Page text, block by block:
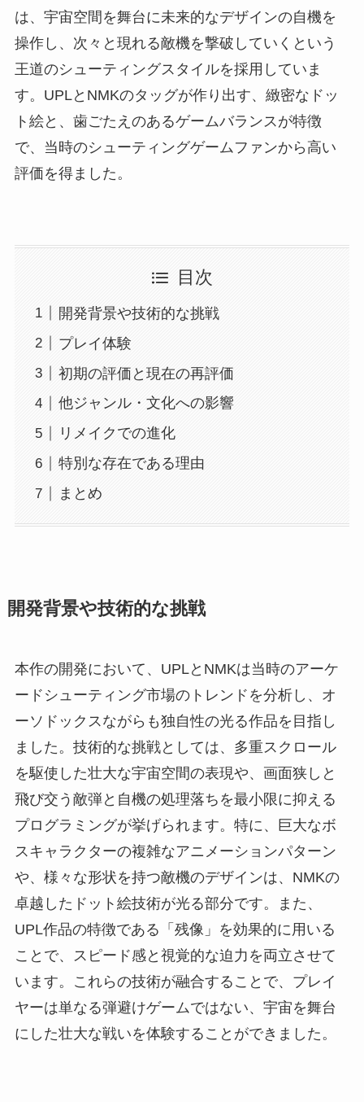
は、宇宙空間を舞台に未来的なデザインの自機を
操作し、次々と現れる敵機を撃破していくという
王道のシューティングスタイルを採用していま
す。UPLとNMKのタッグが作り出す、緻密なドッ
ト絵と、歯ごたえのあるゲームバランスが特徴
で、当時のシューティングゲームファンから高い
評価を得ました。
目次
開発背景や技術的な挑戦
プレイ体験
初期の評価と現在の再評価
他ジャンル・文化への影響
リメイクでの進化
特別な存在である理由
まとめ
開発背景や技術的な挑戦
本作の開発において、UPLとNMKは当時のアーケ
ードシューティング市場のトレンドを分析し、オ
ーソドックスながらも独自性の光る作品を目指し
ました。技術的な挑戦としては、多重スクロール
を駆使した壮大な宇宙空間の表現や、画面狭しと
飛び交う敵弾と自機の処理落ちを最小限に抑える
プログラミングが挙げられます。特に、巨大なボ
スキャラクターの複雑なアニメーションパターン
や、様々な形状を持つ敵機のデザインは、NMKの
卓越したドット絵技術が光る部分です。また、
UPL作品の特徴である「残像」を効果的に用いる
ことで、スピード感と視覚的な迫力を両立させて
います。これらの技術が融合することで、プレイ
ヤーは単なる弾避けゲームではない、宇宙を舞台
にした壮大な戦いを体験することができました。